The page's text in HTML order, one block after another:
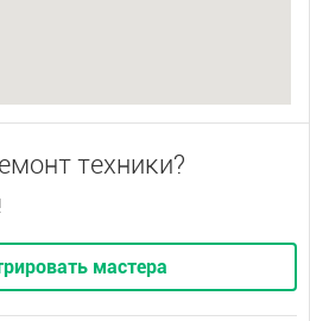
техники?
мастера